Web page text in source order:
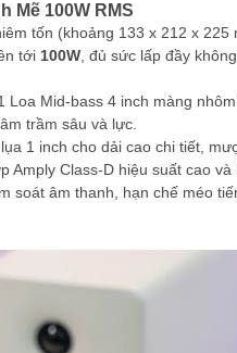
Mẽ 100W RMS
tốn (khoảng 133 x 212 x 225
tới 100W , đủ sức lấp đầy
Loa Mid-bass 4 inch màng
trầm sâu và lực.
1 inch cho dải cao chi tiết,
Amply Class-D hiệu suất cao và
soát âm thanh, hạn chế méo